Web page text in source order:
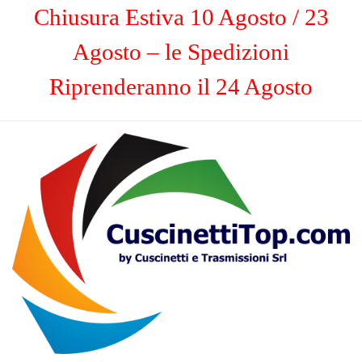
Chiusura Estiva 10 Agosto / 23
Agosto – le Spedizioni
Riprenderanno il 24 Agosto